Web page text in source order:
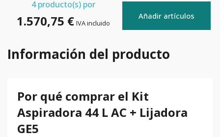
4producto(s) por
1.570,75 € IVA incluido
Añadir artículos
Información del producto
Por qué comprar el Kit
Aspiradora 44 L AC + Lijadora
GE5